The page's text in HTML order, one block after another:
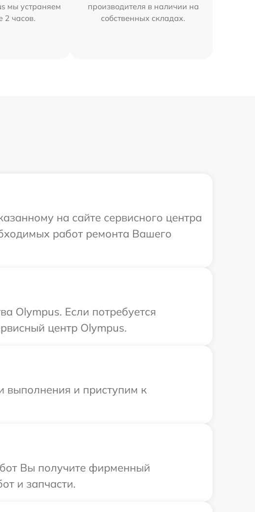
мы устраняем
2 часов.
производителя в наличии на
собственных складах.
на сайте сервисного центра
работ ремонта Вашего
Olympus. Если потребуется
центр Olympus.
выполнения и приступим к
Вы получите фирменный
и запчасти.